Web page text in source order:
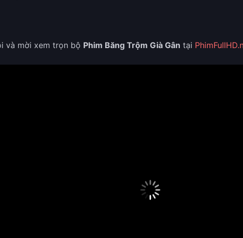
và mời xem trọn bộ Phim Băng Trộm Già Gân tại